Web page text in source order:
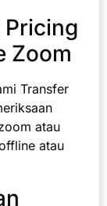
Pricing
Zoom
Transfer
atau
atau